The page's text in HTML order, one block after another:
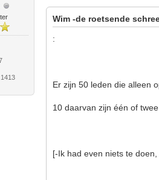
Wim -de roetsende
:
Er zijn 50 leden die alleen
10 daarvan zijn één of
[-Ik had even niets te